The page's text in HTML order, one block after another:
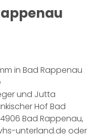
in Bad Rappenau
und Jutta
Hof Bad
Bad Rappenau,
unterland.de oder